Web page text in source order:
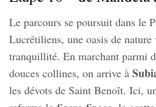
Le parcours se poursuit dans le
Lucrétiliens, une oasis de
tranquillité. En marchant parmi
douces collines, on arrive à
les dévots de Saint Benoît. Ici,